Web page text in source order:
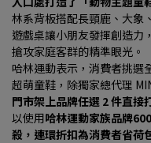
林系背板搭配長頸鹿、大象
遊戲桌讓小朋友發揮創造力
搶攻家庭客群的精準眼光。
哈林運動表示，消費者挑選
超萌童鞋，除獨家總代理
門市架上品牌任選 2 件直接
以使用哈林運動家族品牌
殺，連環折扣為消費者省荷